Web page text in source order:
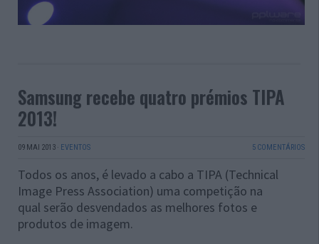
Samsung recebe quatro prémios TIPA
2013!
09 MAI 2013 · EVENTOS 5 COMENTÁRIOS
Todos os anos, é levado a cabo a TIPA (Technical
Image Press Association) uma competição na
qual serão desvendados as melhores fotos e
produtos de imagem.